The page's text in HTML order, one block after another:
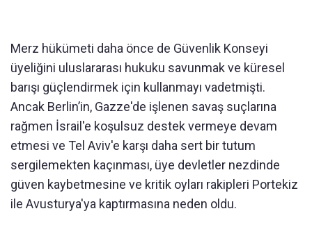
Merz hükümeti daha önce de Güvenlik Konseyi
üyeliğini uluslararası hukuku savunmak ve küresel
barışı güçlendirmek için kullanmayı vadetmişti.
Ancak Berlin’in, Gazze'de işlenen savaş suçlarına
rağmen İsrail'e koşulsuz destek vermeye devam
etmesi ve Tel Aviv'e karşı daha sert bir tutum
sergilemekten kaçınması, üye devletler nezdinde
güven kaybetmesine ve kritik oyları rakipleri Portekiz
ile Avusturya'ya kaptırmasına neden oldu.